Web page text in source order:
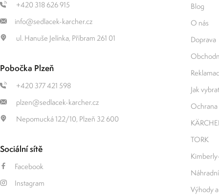
+420 318 626 915
info@sedlacek-karcher.cz
ul. Hanuše Jelínka, Příbram 261 01
Pobočka Plzeň
+420 377 421 598
plzen@sedlacek-karcher.cz
Nepomucká 122/10, Plzeň 32 600
Sociální sítě
Facebook
Instagram
Blog
O nás
Doprava
Jak
Ochrana
TORK
Výhody